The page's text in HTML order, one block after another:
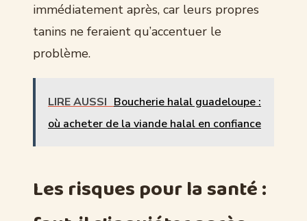
immédiatement après, car leurs propres
tanins ne feraient qu’accentuer le
problème.
LIRE AUSSI Boucherie halal guadeloupe :
où acheter de la viande halal en confiance
Les risques pour la santé :